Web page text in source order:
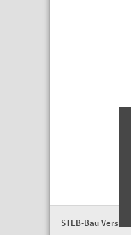
STLB-Bau Version